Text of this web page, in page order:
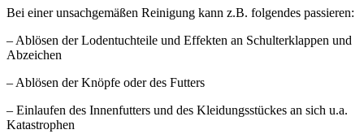
Bei einer unsachgemäßen Reinigung kann z.B. folgendes passieren:
– Ablösen der Lodentuchteile und Effekten an Schulterklappen und
Abzeichen
– Ablösen der Knöpfe oder des Futters
– Einlaufen des Innenfutters und des Kleidungsstückes an sich u.a.
Katastrophen